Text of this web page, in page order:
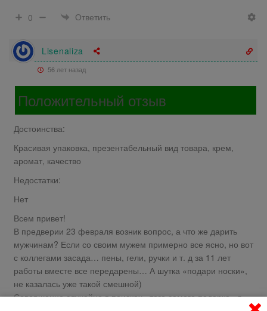
0
Ответить
Lisenaliza
56 лет назад
Положительный отзыв
Достоинства:
Красивая упаковка, презентабельный вид товара, крем,
аромат, качество
Недостатки:
Нет
Всем привет!
В предверии 23 февраля возник вопрос, а что же дарить
мужчинам? Если со своим мужем примерно все ясно, но вот
с коллегами засада… пены, гели, ручки и т. д за 11 лет
работы вместе все передарены… А шутка «подари носки»,
не казалась уже такой смешной)
Совершенно случайно в поисках «того самого подарка» я